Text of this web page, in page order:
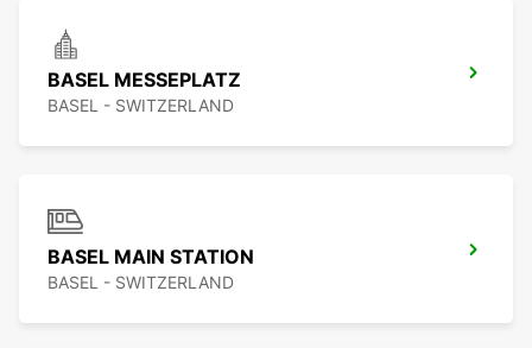
BASEL MESSEPLATZ
BASEL - SWITZERLAND
BASEL MAIN STATION
BASEL - SWITZERLAND